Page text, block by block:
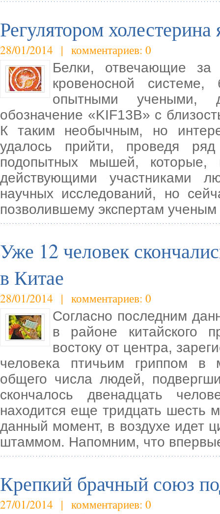
Регулятором холестерина
28/01/2014 | комментариев: 0
Белки, отвечающие за
кровеносной
опытными учеными,
обозначение «KIF13B» с
К таким необычным, но
удалось прийти, проведя
подопытных мышей, которые,
действующими участниками
научных исследований, но
позволившему экспертам
Уже 12 человек
в Китае
28/01/2014 | комментариев: 0
Согласно последним
в районе китайского
востоку от центра,
человека птичьим гриппом
общего числа людей,
скончалось двенадцать
находится еще тридцать шесть
данный момент, в воздухе идет
штаммом. Напомним, что
Крепкий брачный союз
27/01/2014 | комментариев: 0